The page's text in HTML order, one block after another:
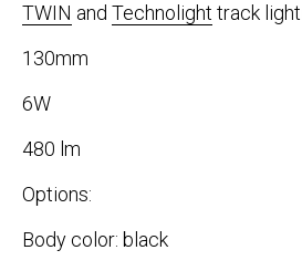
TWIN and Technolight track
130mm
6W
480 lm
Options:
Body color: black